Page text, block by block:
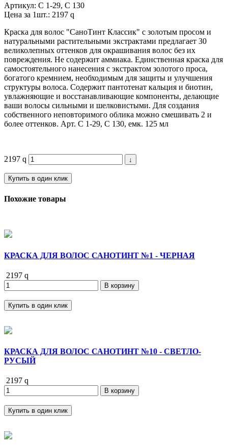
Артикул: С 1-29, C 130
Цена за 1шт.: 2197 q
Краска для волос "СаноТинт Классик" с золотым просом и
натуральными растительными экстрактами предлагает 30
великолепных оттенков для окрашивания волос без их
повреждения. Не содержит аммиака. Единственная краска для
самостоятельного нанесения с экстрактом золотого проса,
богатого кремнием, необходимым для защиты и улучшения
структуры волоса. Содержит пантотенат кальция и биотин,
увлажняющие и восстанавливающие компоненты, делающие
ваши волосы сильными и шелковистыми. Для создания
собственного неповторимого облика можно смешивать 2 и
более оттенков. Арт. С 1-29, C 130, емк. 125 мл
2197 q ↓
Купить в один клик
Похожие товары
КРАСКА ДЛЯ ВОЛОС САНОТИНТ №1 - ЧЕРНАЯ
2197 q
В корзину
Купить в один клик
КРАСКА ДЛЯ ВОЛОС САНОТИНТ №10 - СВЕТЛО-
РУСЫЙ
2197 q
В корзину
Купить в один клик